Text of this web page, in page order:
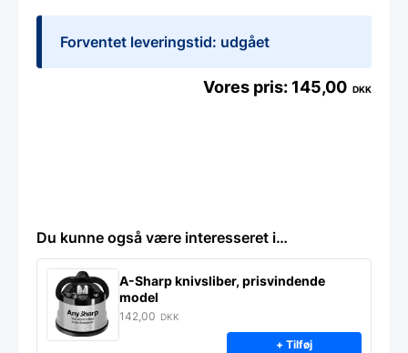
Forventet leveringstid: udgået
145,00 DKK
Du kunne også være interesseret i…
A-Sharp knivsliber, prisvindende
model
142,00 DKK
+ Tilføj